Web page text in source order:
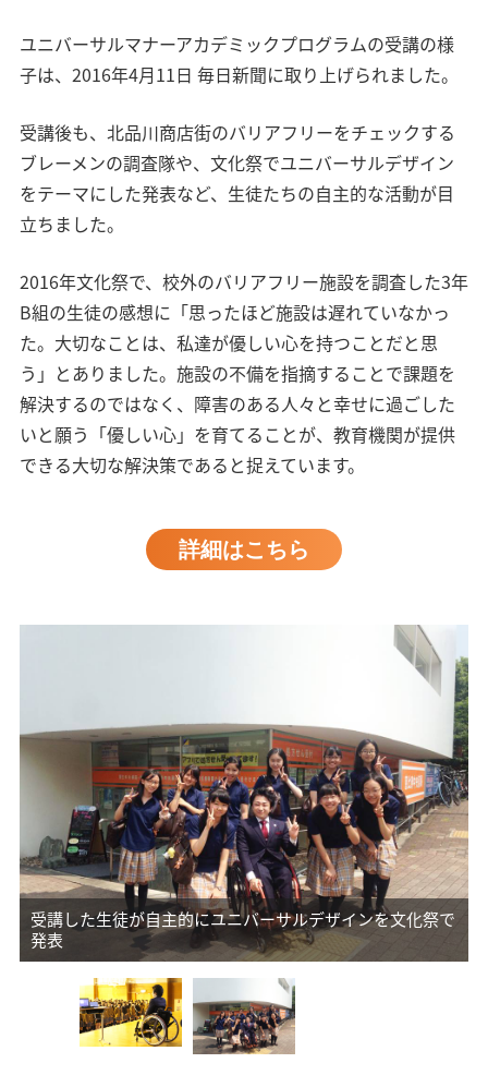
ユニバーサルマナーアカデミックプログラムの受講の様
子は、2016年4月11日 毎日新聞に取り上げられました。
受講後も、北品川商店街のバリアフリーをチェックする
ブレーメンの調査隊や、文化祭でユニバーサルデザイン
をテーマにした発表など、生徒たちの自主的な活動が目
立ちました。
2016年文化祭で、校外のバリアフリー施設を調査した3年
B組の生徒の感想に「思ったほど施設は遅れていなかっ
た。大切なことは、私達が優しい心を持つことだと思
う」とありました。施設の不備を指摘することで課題を
解決するのではなく、障害のある人々と幸せに過ごした
いと願う「優しい心」を育てることが、教育機関が提供
できる大切な解決策であると捉えています。
詳細はこちら
受講した生徒が自主的にユニバーサルデザインを文化祭で
発表